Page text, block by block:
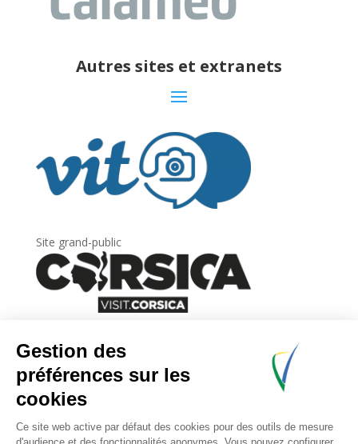
Autres sites et extranets
Site grand-public
Newsletter
Inscrivez-vous àla lettre d’information
l’Agence du tourisme de la Corse.